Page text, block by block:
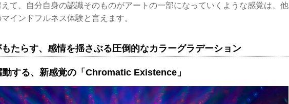
て、自分自身の認識そのものがアートの一部になっていくような感覚は、他
インドフルネス体験と言えます。
もたらす、感情を揺さぶる圧倒的なカラーグラデーション
する、新感覚の「Chromatic Existence」